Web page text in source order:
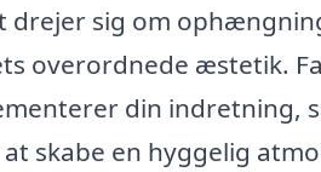
drejer sig om
overordnede æstetik.
din indretning,
skabe en hyggelig